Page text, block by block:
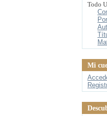
Todo
Mi